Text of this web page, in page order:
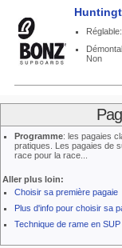
Non
Programme: les pagaies
pratiques. Les pagaies de
race pour la race...
Aller plus loin:
Choisir sa première pagaie
Plus d'info pour choisir sa
Technique de rame en SUP